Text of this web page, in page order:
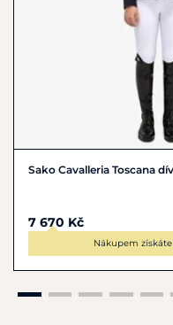
Sako Cavalleria Toscana
7 670 Kč
Nákupem získáte